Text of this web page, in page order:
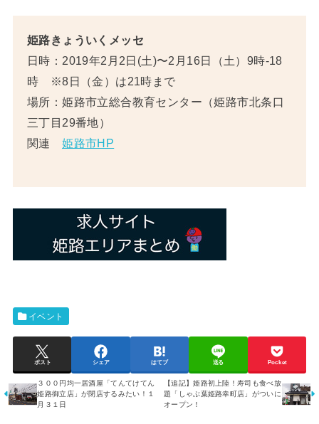
姫路きょういくメッセ
日時：2019年2月2日(土)〜2月16日（土）9時-18
時 ※8日（金）は21時まで
場所：姫路市立総合教育センター（姫路市北条口
三丁目29番地）
関連姫路市HP
イベント
ポスト シェア はてブ 送る Pocket
３００円均一居酒屋「てんてけてん
姫路御立店」が閉店するみたい！１
月３１日
【追記】姫路初上陸！寿司も食べ放
題「しゃぶ葉姫路幸町店」がついに
オープン！